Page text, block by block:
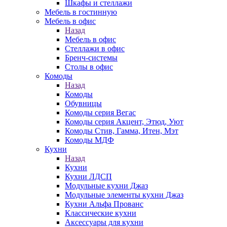
Шкафы и стеллажи
Мебель в гостинную
Мебель в офис
Назад
Мебель в офис
Стеллажи в офис
Бренч-системы
Столы в офис
Комоды
Назад
Комоды
Обувницы
Комоды серия Вегас
Комоды серия Акцент, Этюд, Уют
Комоды Стив, Гамма, Итен, Мэт
Комоды МДФ
Кухни
Назад
Кухни
Кухни ЛДСП
Модульные кухни Джаз
Модульные элементы кухни Джаз
Кухни Альфа Прованс
Классические кухни
Аксессуары для кухни